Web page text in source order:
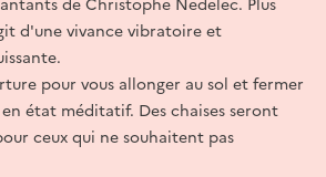
d'une vivance vibratoire et
pour vous allonger au sol et fermer
état méditatif. Des chaises seront
ceux qui ne souhaitent pas